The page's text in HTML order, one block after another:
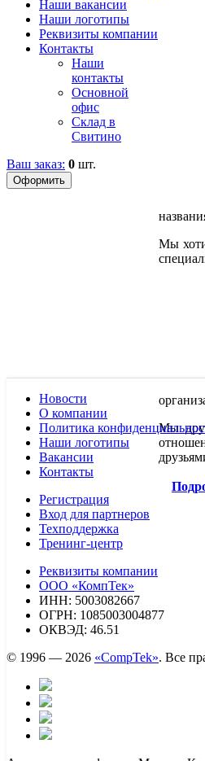
Наши вакансии
Наши логотипы
Реквизиты компании
Контакты
Наши
контакты
Основной
офис
Склад в
Свитино
Ваш заказ: 0 шт.
Мы
Мы
Новости
О компании
Политика
Наши логотипы
Вакансии
Контакты
Регистрация
Вход для партнеров
Техподдержка
Тренинг-центр
Реквизиты компании
ООО «КомпТек»
ИНН: 5003082667
ОГРН: 1085003004877
ОКВЭД: 46.51
© 1996 — 2026 «CompTek». Все